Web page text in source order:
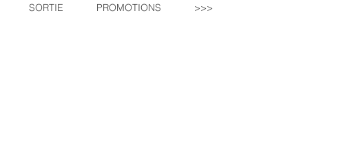
SORTIE PROMOTIONS >>>